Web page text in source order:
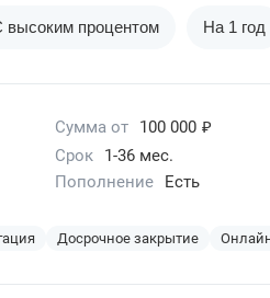
высоким процентом На 1 год
Сумма от 100 000 ₽
Срок
1-36 мес.
Пополнение
Есть
Досрочное закрытие